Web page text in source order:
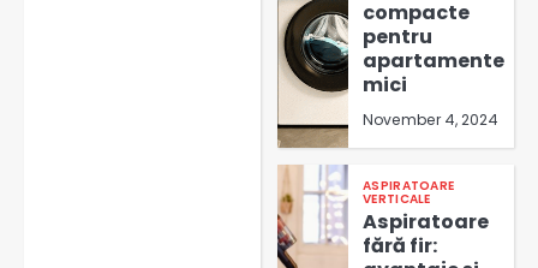
compacte
pentru
apartamente
mici
November 4, 2024
ASPIRATOARE
VERTICALE
Aspiratoare
fără fir: